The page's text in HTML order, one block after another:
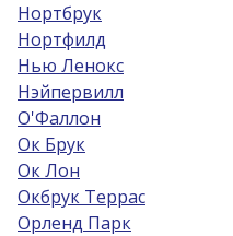
Нортбрук
Нортфилд
Нью Ленокс
Нэйпервилл
О'Фаллон
Ок Брук
Ок Лон
Окбрук Террас
Орленд Парк